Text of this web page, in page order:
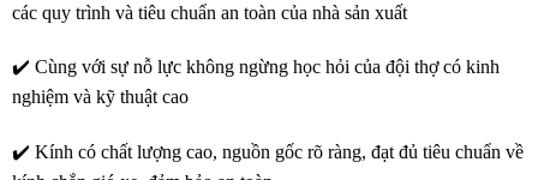
các quy trình và tiêu chuẩn an toàn của nhà sản xuất
✔️ Cùng với sự nỗ lực không ngừng học hỏi của đội thợ có kinh
nghiệm và kỹ thuật cao
✔️ Kính có chất lượng cao, nguồn gốc rõ ràng, đạt đủ tiêu chuẩn về